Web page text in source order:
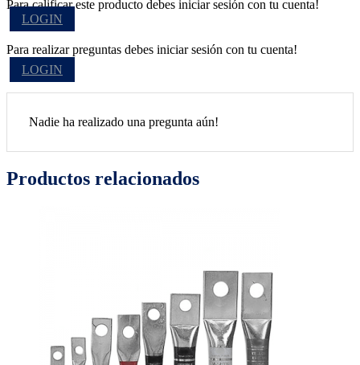
Para calificar este producto debes iniciar sesión con tu cuenta!
LOGIN
Para realizar preguntas debes iniciar sesión con tu cuenta!
LOGIN
Nadie ha realizado una pregunta aún!
Productos relacionados